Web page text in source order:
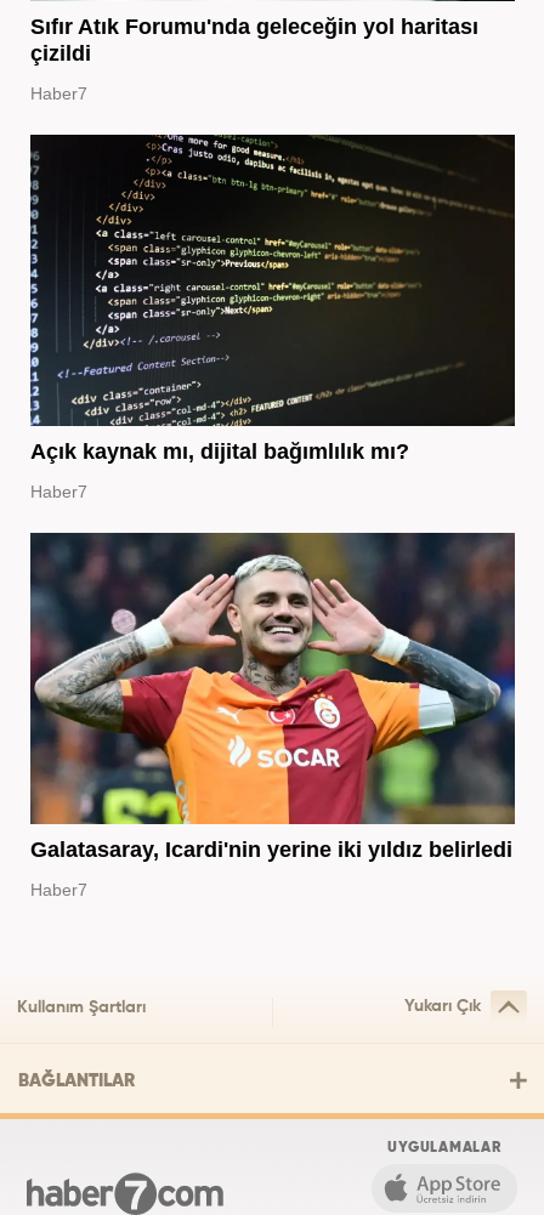
Sıfır Atık Forumu'nda geleceğin yol haritası
çizildi
Haber7
Açık kaynak mı, dijital bağımlılık mı?
Haber7
Galatasaray, Icardi'nin yerine iki yıldız belirledi
Haber7
Kullanım Şartları Yukarı Çık
BAĞLANTILAR
UYGULAMALAR